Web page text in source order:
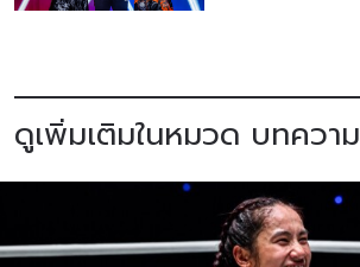
ดูเพิ่มเติมในหมวด บทความ